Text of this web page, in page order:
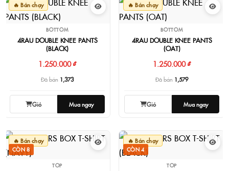
🔥 Bán chạy
BOTTOM
4RAU DOUBLE KNEE PANTS
(BLACK)
1.250.000 ₫
Đã bán 1,373
Giỏ Mua ngay
🔥 Bán chạy
BOTTOM
4RAU DOUBLE KNEE PANTS
(OAT)
1.250.000 ₫
Đã bán 1,579
Giỏ Mua ngay
🔥 Bán chạy
CÒN 8
TOP
🔥 Bán chạy
CÒN 4
TOP